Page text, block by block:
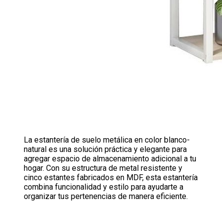
La estantería de suelo metálica en color blanco-
natural es una solución práctica y elegante para
agregar espacio de almacenamiento adicional a tu
hogar. Con su estructura de metal resistente y
cinco estantes fabricados en MDF, esta estantería
combina funcionalidad y estilo para ayudarte a
organizar tus pertenencias de manera eficiente.